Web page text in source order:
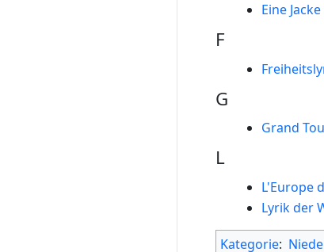
Eine
F
G
Grand
L
L'Europe
Lyrik der
Kategorie: